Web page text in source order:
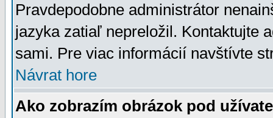
Pravdepodobne administrátor
jazyka zatiaľ nepreložil. Kontaktujte
sami. Pre viac informácií navštívte
Návrat hore
Ako zobrazím obrázok pod